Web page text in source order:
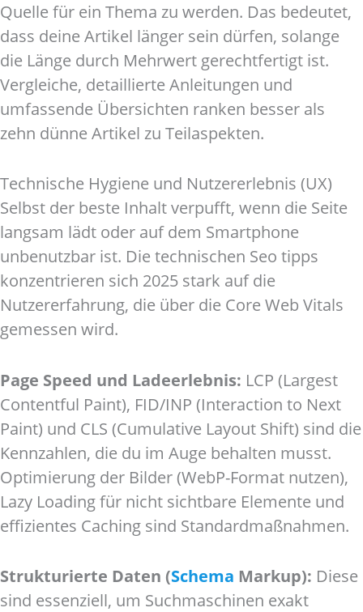
Quelle für ein Thema zu werden. Das bedeutet,
dass deine Artikel länger sein dürfen, solange
die Länge durch Mehrwert gerechtfertigt ist.
Vergleiche, detaillierte Anleitungen und
umfassende Übersichten ranken besser als
zehn dünne Artikel zu Teilaspekten.
Technische Hygiene und Nutzererlebnis (UX)
Selbst der beste Inhalt verpufft, wenn die Seite
langsam lädt oder auf dem Smartphone
unbenutzbar ist. Die technischen Seo tipps
konzentrieren sich 2025 stark auf die
Nutzererfahrung, die über die Core Web Vitals
gemessen wird.
Page Speed und Ladeerlebnis: LCP (Largest
Contentful Paint), FID/INP (Interaction to Next
Paint) und CLS (Cumulative Layout Shift) sind die
Kennzahlen, die du im Auge behalten musst.
Optimierung der Bilder (WebP-Format nutzen),
Lazy Loading für nicht sichtbare Elemente und
effizientes Caching sind Standardmaßnahmen.
Strukturierte Daten (Schema Markup): Diese
sind essenziell, um Suchmaschinen exakt